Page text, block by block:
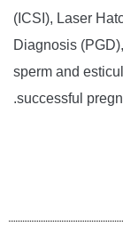
(ICSI), Laser
Diagnosis
sperm and
successful